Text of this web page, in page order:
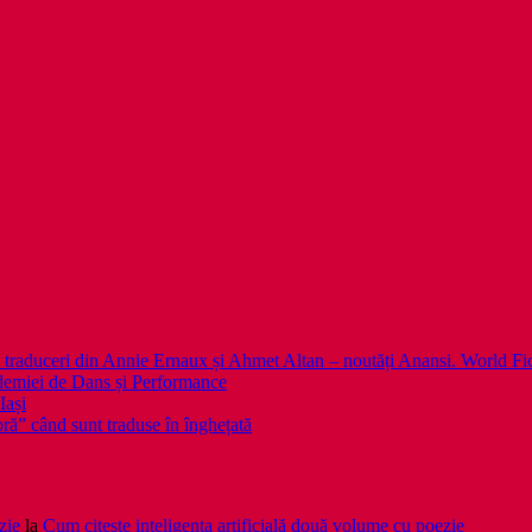
din Annie Ernaux și Ahmet Altan – noutăți Anansi. World
de Dans și Performance
când sunt traduse în înghețată
la Cum citește inteligența artificială două volume cu poezie